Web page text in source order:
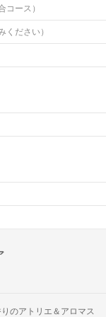
ース）
ださい）
のアトリエ＆アロマス